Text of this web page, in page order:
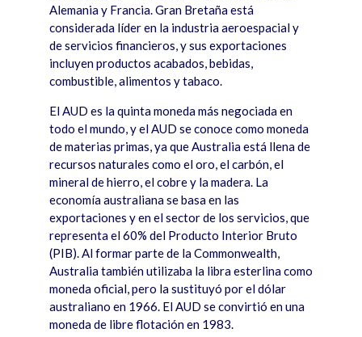
Alemania y Francia. Gran Bretaña está
considerada líder en la industria aeroespacial y
de servicios financieros, y sus exportaciones
incluyen productos acabados, bebidas,
combustible, alimentos y tabaco.
El AUD es la quinta moneda más negociada en
todo el mundo, y el AUD se conoce como moneda
de materias primas, ya que Australia está llena de
recursos naturales como el oro, el carbón, el
mineral de hierro, el cobre y la madera. La
economía australiana se basa en las
exportaciones y en el sector de los servicios, que
representa el 60% del Producto Interior Bruto
(PIB). Al formar parte de la Commonwealth,
Australia también utilizaba la libra esterlina como
moneda oficial, pero la sustituyó por el dólar
australiano en 1966. El AUD se convirtió en una
moneda de libre flotación en 1983.